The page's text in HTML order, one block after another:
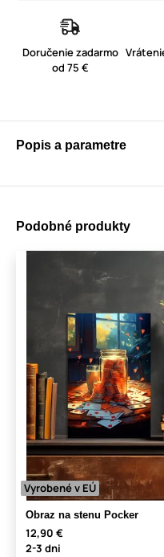
Doručenie zadarmo
od 75 €
Popis a parametre
Podobné produkty
Vyrobené v EÚ
Obraz na stenu Pocker
12,90 €
2-3 dni